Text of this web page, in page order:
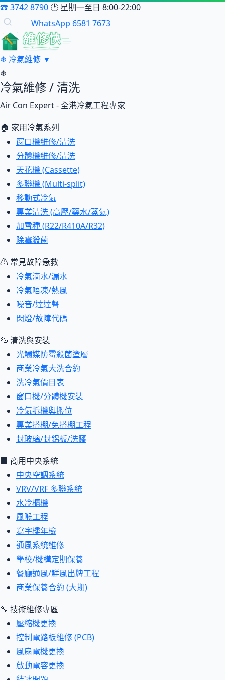
☎3742 8790 🕑 星期一至日 8:00-22:00
WhatsApp 6581 7673
維修快
❄ 冷氣維修 ▼
❄
冷氣維修 / 清洗
Air Con Expert - 全港冷氣工程專家
🏠 家用冷氣系列
窗口機維修/清洗
分體機維修/清洗
天花機 (Cassette)
多聯機 (Multi-split)
移動式冷氣
專業清洗 (高壓/藥水/蒸氣)
加雪種 (R22/R410A/R32)
除霉殺菌
⚠ 常見故障急救
冷氣滴水/漏水
冷氣唔凍/熱風
噪音/達達聲
閃燈/故障代碼
💦 清洗與安裝
光觸媒防霉殺菌塗層
商業冷氣大洗合約
洗冷氣價目表
窗口機/分體機安裝
冷氣拆機與搬位
專業搭棚/免搭棚工程
封玻璃/封鋁板/洗窿
🏢 商用中央系統
中央空調系統
VRV/VRF 多聯系統
水冷櫃機
風喉工程
寫字樓年檢
通風系統維修
學校/機構定期保養
餐廳通風/鮮風出牌工程
商業保養合約 (大期)
🔧 技術維修專區
壓縮機更換
控制電路板維修 (PCB)
風扇電機更換
啟動電容更換